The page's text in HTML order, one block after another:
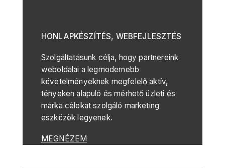
HONLAPKÉSZÍTÉS, WEBFEJLESZTÉS
Szolgáltatásunk célja, hogy partnereink
weboldalai a legmodernebb
követelményeknek megfelelő aktív,
tényeken alapuló és mérhető üzleti és
márka célokat szolgáló marketing
eszközök legyenek.
MEGNÉZEM